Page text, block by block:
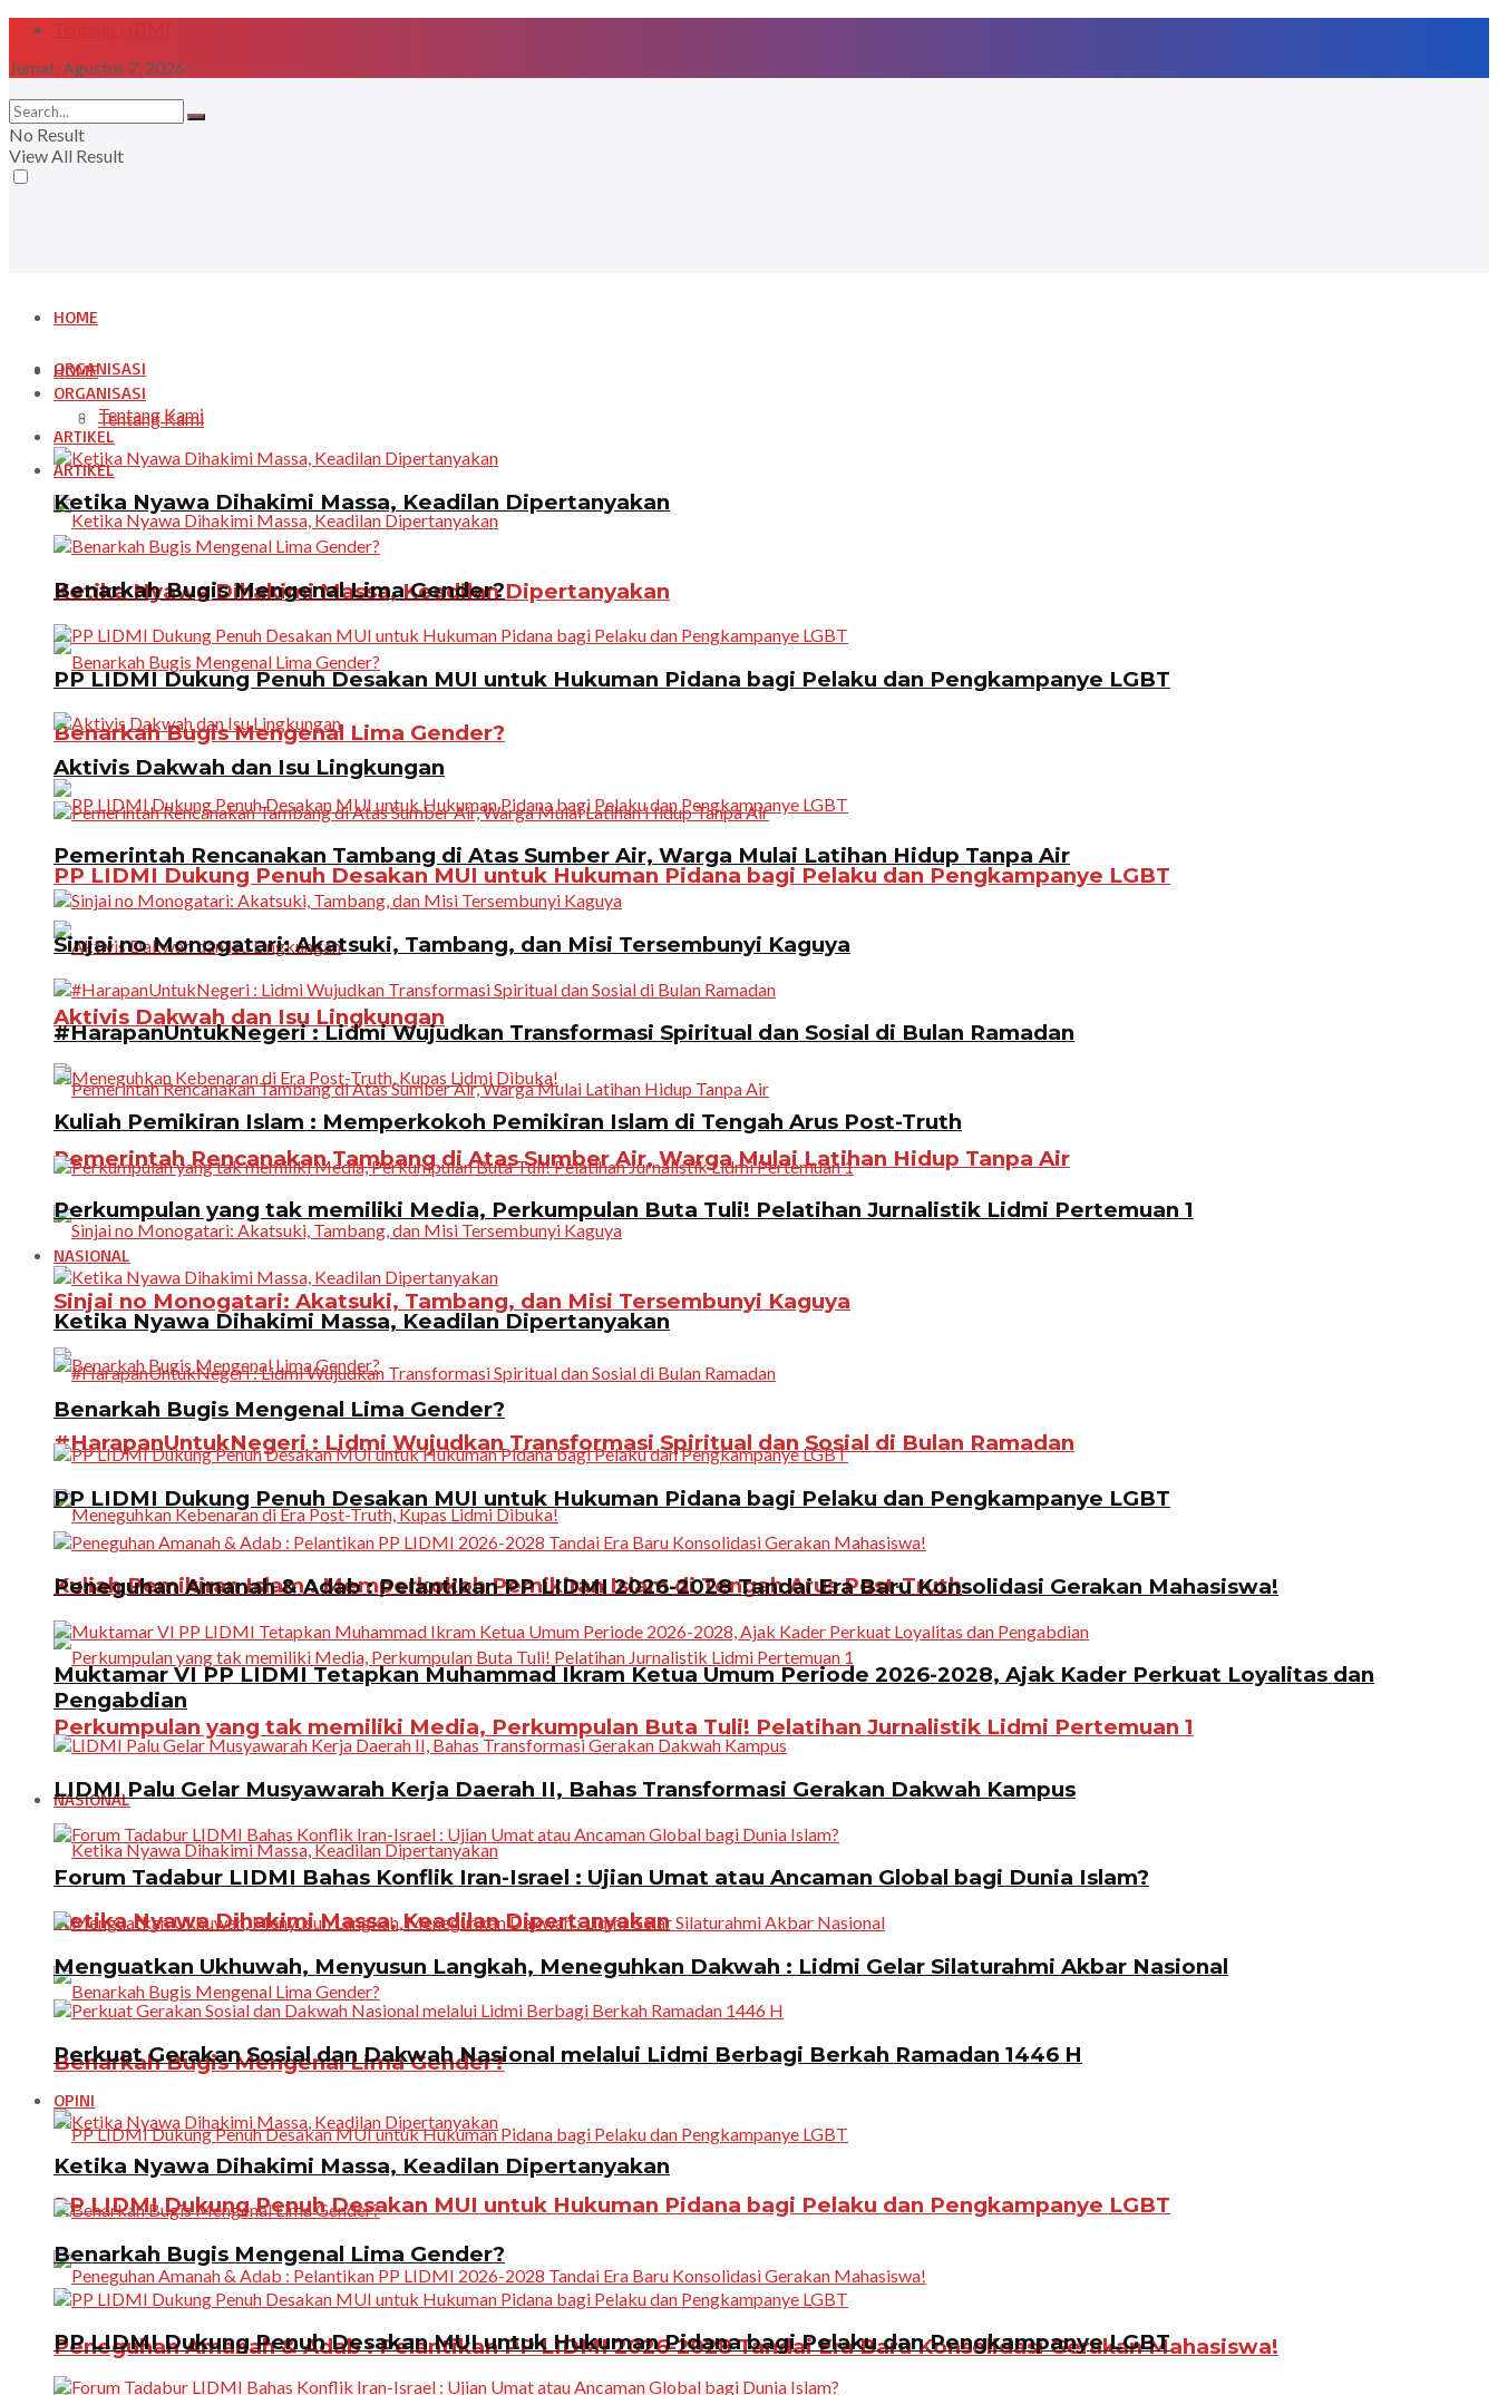
Jumat, Agustus 7, 2026
No Result
View All Result
HOME
ORGANISASI
Tentang Kami
ARTIKEL
Ketika Nyawa Dihakimi Massa, Keadilan Dipertanyakan
Benarkah Bugis Mengenal Lima Gender?
PP LIDMI Dukung Penuh Desakan MUI untuk Hukuman Pidana bagi Pelaku dan Pengkampanye LGBT
Aktivis Dakwah dan Isu Lingkungan
Pemerintah Rencanakan Tambang di Atas Sumber Air, Warga Mulai Latihan Hidup Tanpa Air
Sinjai no Monogatari: Akatsuki, Tambang, dan Misi Tersembunyi Kaguya
#HarapanUntukNegeri : Lidmi Wujudkan Transformasi Spiritual dan Sosial di Bulan Ramadan
Kuliah Pemikiran Islam : Memperkokoh Pemikiran Islam di Tengah Arus Post-Truth
Perkumpulan yang tak memiliki Media, Perkumpulan Buta Tuli! Pelatihan Jurnalistik Lidmi Pertemuan 1
NASIONAL
Ketika Nyawa Dihakimi Massa, Keadilan Dipertanyakan
Benarkah Bugis Mengenal Lima Gender?
PP LIDMI Dukung Penuh Desakan MUI untuk Hukuman Pidana bagi Pelaku dan Pengkampanye LGBT
Peneguhan Amanah & Adab : Pelantikan PP LIDMI 2026-2028 Tandai Era Baru Konsolidasi Gerakan Mahasiswa!
HOME
ORGANISASI
Tentang Kami
ARTIKEL
Ketika Nyawa Dihakimi Massa, Keadilan Dipertanyakan
Benarkah Bugis Mengenal Lima Gender?
PP LIDMI Dukung Penuh Desakan MUI untuk Hukuman Pidana bagi Pelaku dan Pengkampanye LGBT
Aktivis Dakwah dan Isu Lingkungan
Pemerintah Rencanakan Tambang di Atas Sumber Air, Warga Mulai Latihan Hidup Tanpa Air
Sinjai no Monogatari: Akatsuki, Tambang, dan Misi Tersembunyi Kaguya
#HarapanUntukNegeri : Lidmi Wujudkan Transformasi Spiritual dan Sosial di Bulan Ramadan
Kuliah Pemikiran Islam : Memperkokoh Pemikiran Islam di Tengah Arus Post-Truth
Perkumpulan yang tak memiliki Media, Perkumpulan Buta Tuli! Pelatihan Jurnalistik Lidmi Pertemuan 1
NASIONAL
Ketika Nyawa Dihakimi Massa, Keadilan Dipertanyakan
Benarkah Bugis Mengenal Lima Gender?
PP LIDMI Dukung Penuh Desakan MUI untuk Hukuman Pidana bagi Pelaku dan Pengkampanye LGBT
Peneguhan Amanah & Adab : Pelantikan PP LIDMI 2026-2028 Tandai Era Baru Konsolidasi Gerakan Mahasiswa!
Muktamar VI PP LIDMI Tetapkan Muhammad Ikram Ketua Umum Periode 2026-2028, Ajak Kader Perkuat Loyalitas dan
Pengabdian
LIDMI Palu Gelar Musyawarah Kerja Daerah II, Bahas Transformasi Gerakan Dakwah Kampus
Forum Tadabur LIDMI Bahas Konflik Iran-Israel : Ujian Umat atau Ancaman Global bagi Dunia Islam?
Menguatkan Ukhuwah, Menyusun Langkah, Meneguhkan Dakwah : Lidmi Gelar Silaturahmi Akbar Nasional
Perkuat Gerakan Sosial dan Dakwah Nasional melalui Lidmi Berbagi Berkah Ramadan 1446 H
OPINI
Ketika Nyawa Dihakimi Massa, Keadilan Dipertanyakan
Benarkah Bugis Mengenal Lima Gender?
PP LIDMI Dukung Penuh Desakan MUI untuk Hukuman Pidana bagi Pelaku dan Pengkampanye LGBT